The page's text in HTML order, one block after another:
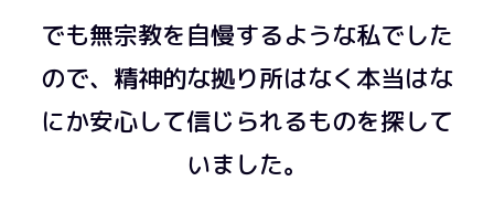
でも無宗教を自慢するような私でした
ので、精神的な拠り所はなく本当はな
にか安心して信じられるものを探して
いました。